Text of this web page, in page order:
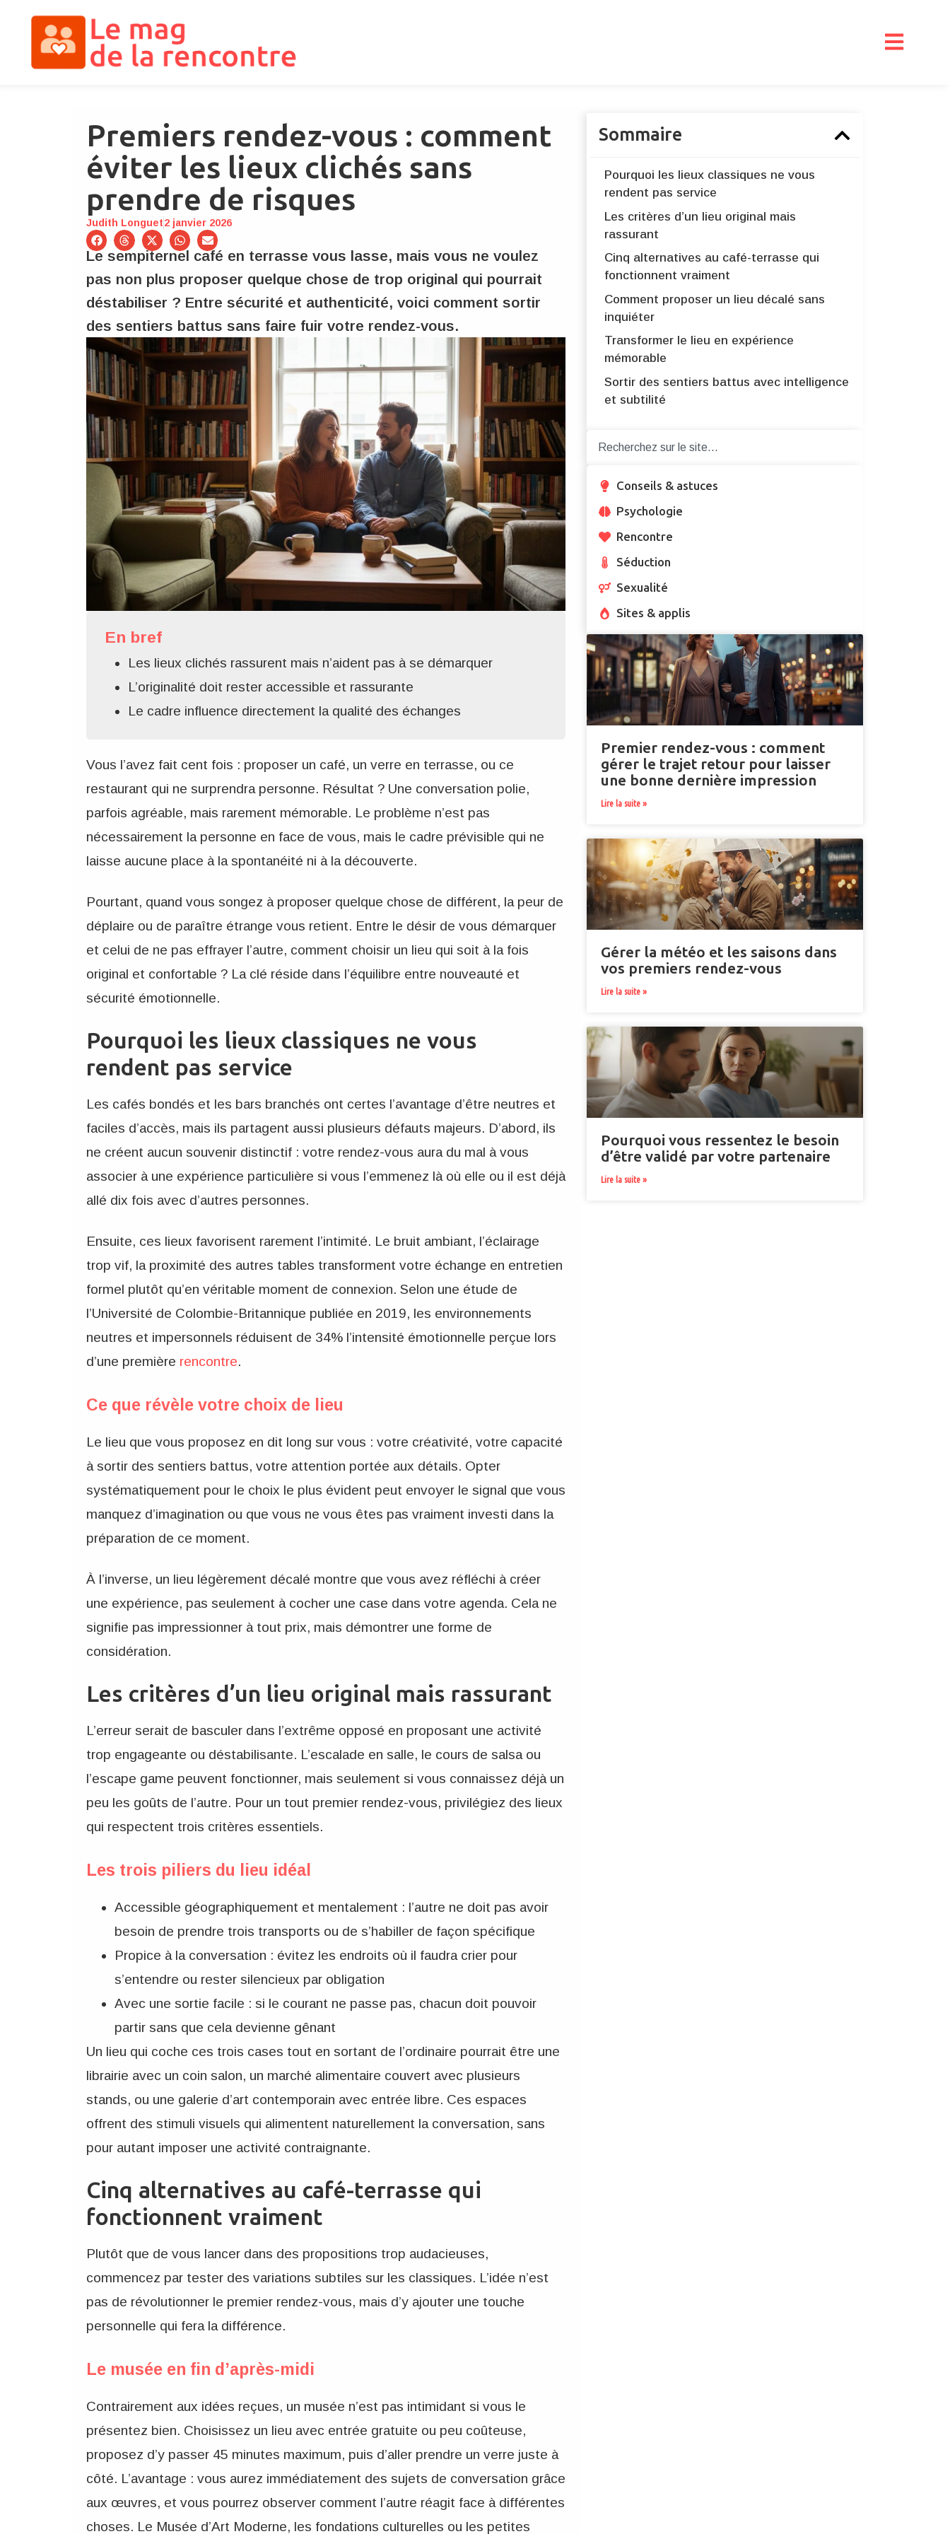
Premiers rendez-vous : comment
éviter les lieux clichés sans
prendre de risques
Judith Longuet2 janvier 2026
Le sempiternel café en terrasse vous lasse, mais vous ne voulez
pas non plus proposer quelque chose de trop original qui pourrait
déstabiliser ? Entre sécurité et authenticité, voici comment sortir
des sentiers battus sans faire fuir votre rendez-vous.
En bref
Les lieux clichés rassurent mais n’aident pas à se démarquer
L’originalité doit rester accessible et rassurante
Le cadre influence directement la qualité des échanges
Vous l’avez fait cent fois : proposer un café, un verre en terrasse, ou ce
restaurant qui ne surprendra personne. Résultat ? Une conversation polie,
parfois agréable, mais rarement mémorable. Le problème n’est pas
nécessairement la personne en face de vous, mais le cadre prévisible qui ne
laisse aucune place à la spontanéité ni à la découverte.
Pourtant, quand vous songez à proposer quelque chose de différent, la peur de
déplaire ou de paraître étrange vous retient. Entre le désir de vous démarquer
et celui de ne pas effrayer l’autre, comment choisir un lieu qui soit à la fois
original et confortable ? La clé réside dans l’équilibre entre nouveauté et
sécurité émotionnelle.
Pourquoi les lieux classiques ne vous
rendent pas service
Les cafés bondés et les bars branchés ont certes l’avantage d’être neutres et
faciles d’accès, mais ils partagent aussi plusieurs défauts majeurs. D’abord, ils
ne créent aucun souvenir distinctif : votre rendez-vous aura du mal à vous
associer à une expérience particulière si vous l’emmenez là où elle ou il est déjà
allé dix fois avec d’autres personnes.
Ensuite, ces lieux favorisent rarement l’intimité. Le bruit ambiant, l’éclairage
trop vif, la proximité des autres tables transforment votre échange en entretien
formel plutôt qu’en véritable moment de connexion. Selon une étude de
l’Université de Colombie-Britannique publiée en 2019, les environnements
neutres et impersonnels réduisent de 34% l’intensité émotionnelle perçue lors
d’une première rencontre.
Ce que révèle votre choix de lieu
Le lieu que vous proposez en dit long sur vous : votre créativité, votre capacité
à sortir des sentiers battus, votre attention portée aux détails. Opter
systématiquement pour le choix le plus évident peut envoyer le signal que vous
manquez d’imagination ou que vous ne vous êtes pas vraiment investi dans la
préparation de ce moment.
À l’inverse, un lieu légèrement décalé montre que vous avez réfléchi à créer
une expérience, pas seulement à cocher une case dans votre agenda. Cela ne
signifie pas impressionner à tout prix, mais démontrer une forme de
considération.
Les critères d’un lieu original mais rassurant
L’erreur serait de basculer dans l’extrême opposé en proposant une activité
trop engageante ou déstabilisante. L’escalade en salle, le cours de salsa ou
l’escape game peuvent fonctionner, mais seulement si vous connaissez déjà un
peu les goûts de l’autre. Pour un tout premier rendez-vous, privilégiez des lieux
qui respectent trois critères essentiels.
Les trois piliers du lieu idéal
Accessible géographiquement et mentalement : l’autre ne doit pas avoir
besoin de prendre trois transports ou de s’habiller de façon spécifique
Propice à la conversation : évitez les endroits où il faudra crier pour
s’entendre ou rester silencieux par obligation
Avec une sortie facile : si le courant ne passe pas, chacun doit pouvoir
partir sans que cela devienne gênant
Un lieu qui coche ces trois cases tout en sortant de l’ordinaire pourrait être une
librairie avec un coin salon, un marché alimentaire couvert avec plusieurs
stands, ou une galerie d’art contemporain avec entrée libre. Ces espaces
offrent des stimuli visuels qui alimentent naturellement la conversation, sans
pour autant imposer une activité contraignante.
Cinq alternatives au café-terrasse qui
fonctionnent vraiment
Plutôt que de vous lancer dans des propositions trop audacieuses,
commencez par tester des variations subtiles sur les classiques. L’idée n’est
pas de révolutionner le premier rendez-vous, mais d’y ajouter une touche
personnelle qui fera la différence.
Le musée en fin d’après-midi
Contrairement aux idées reçues, un musée n’est pas intimidant si vous le
présentez bien. Choisissez un lieu avec entrée gratuite ou peu coûteuse,
proposez d’y passer 45 minutes maximum, puis d’aller prendre un verre juste à
côté. L’avantage : vous aurez immédiatement des sujets de conversation grâce
aux œuvres, et vous pourrez observer comment l’autre réagit face à différentes
choses. Le Musée d’Art Moderne, les fondations culturelles ou les petites
Sommaire
Pourquoi les lieux classiques ne vous
rendent pas service
Les critères d’un lieu original mais
rassurant
Cinq alternatives au café-terrasse qui
fonctionnent vraiment
Comment proposer un lieu décalé sans
inquiéter
Transformer le lieu en expérience
mémorable
Sortir des sentiers battus avec intelligence
et subtilité
Conseils & astuces
Psychologie
Rencontre
Séduction
Sexualité
Sites & applis
Premier rendez-vous : comment
gérer le trajet retour pour laisser
une bonne dernière impression
Lire la suite »
Gérer la météo et les saisons dans
vos premiers rendez-vous
Lire la suite »
Pourquoi vous ressentez le besoin
d’être validé par votre partenaire
Lire la suite »